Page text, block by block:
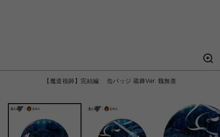
【魔道祖師】完結編 缶バッジ 蔵鋒Ver. 魏無羨